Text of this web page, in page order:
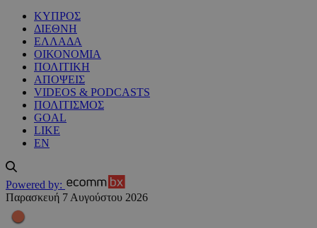
ΚΥΠΡΟΣ
ΔΙΕΘΝΗ
ΕΛΛΑΔΑ
ΟΙΚΟΝΟΜΙΑ
ΠΟΛΙΤΙΚΗ
ΑΠΟΨΕΙΣ
VIDEOS & PODCASTS
ΠΟΛΙΤΙΣΜΟΣ
GOAL
LIKE
EN
Powered by:
Παρασκευή 7 Αυγούστου 2026